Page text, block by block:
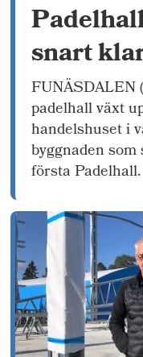
snart
FUNÄSDALEN
padelhall växt
handelshuset i
byggnaden
första Padelhall.